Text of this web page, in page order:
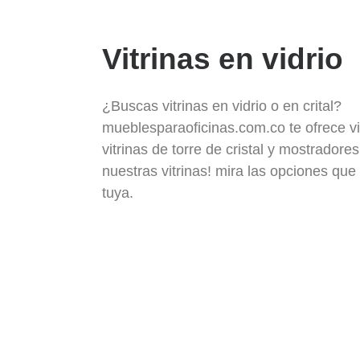
Vitrinas en vidrio
¿Buscas vitrinas en vidrio o en crital?
mueblesparaoficinas.com.co te ofrece
vitrinas de torre de cristal y
nuestras vitrinas! mira las opciones
tuya.